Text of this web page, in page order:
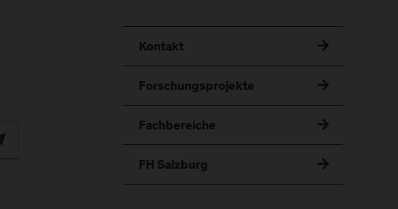
Kontakt
Forschungsprojekte
Fachbereiche
FH Salzburg